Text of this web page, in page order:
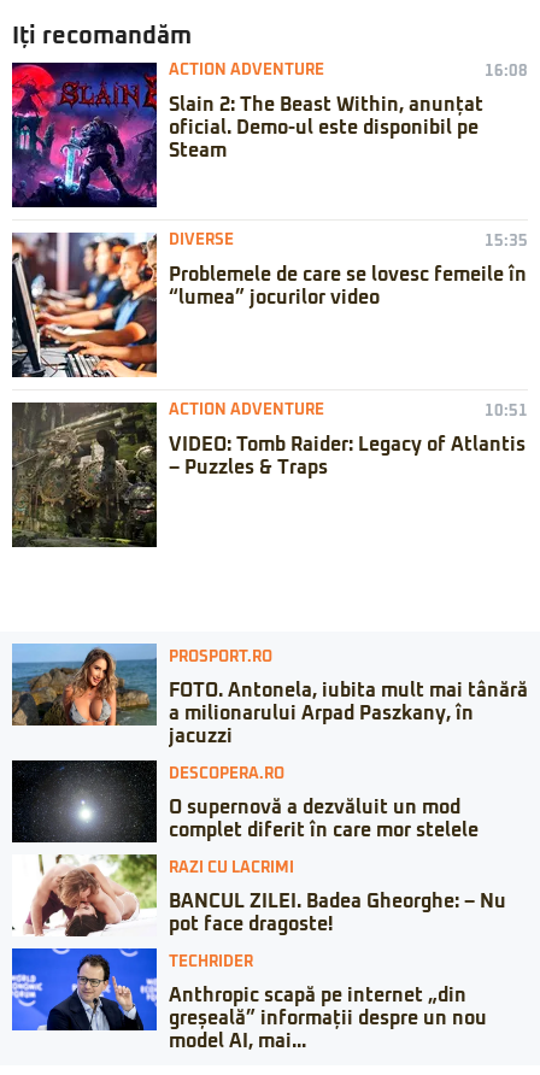
Iți recomandăm
ACTION ADVENTURE 16:08
Slain 2: The Beast Within, anunțat
oficial. Demo-ul este disponibil pe
Steam
DIVERSE 15:35
Problemele de care se lovesc femeile în
“lumea” jocurilor video
ACTION ADVENTURE 10:51
VIDEO: Tomb Raider: Legacy of Atlantis
– Puzzles & Traps
PROSPORT.RO
FOTO. Antonela, iubita mult mai tânără
a milionarului Arpad Paszkany, în
jacuzzi
DESCOPERA.RO
O supernovă a dezvăluit un mod
complet diferit în care mor stelele
RAZI CU LACRIMI
BANCUL ZILEI. Badea Gheorghe: – Nu
pot face dragoste!
TECHRIDER
Anthropic scapă pe internet „din
greșeală” informații despre un nou
model AI, mai...